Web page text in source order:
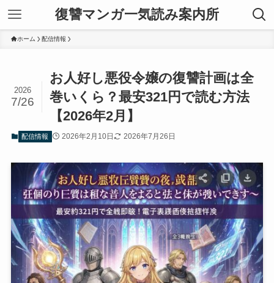
復讐マンガ一気読み案内所
ホーム 配信情報
お人好し悪役令嬢の復讐計画は全
巻いくら？最安321円で読む方法
【2026年2月】
2026
7/26
配信情報 2026年2月10日 2026年7月26日